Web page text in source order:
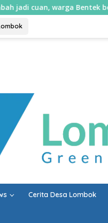
warga Bentek belajar bikin
Cerita Desa Lombok